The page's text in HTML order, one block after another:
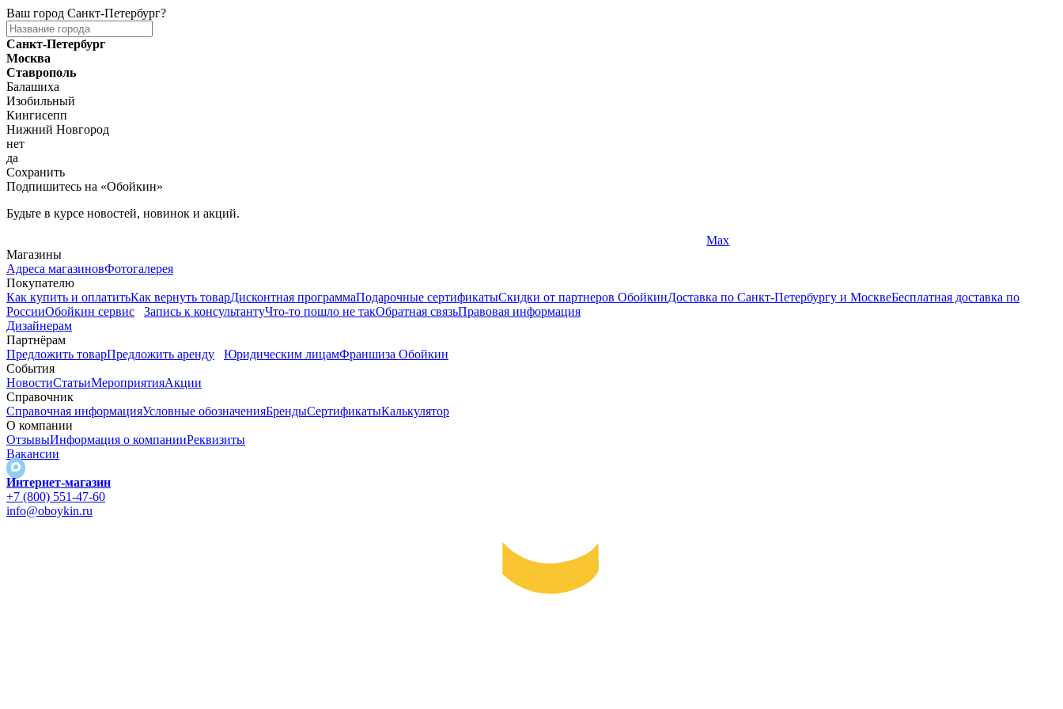
Ваш город Санкт-Петербург?
Санкт-Петербург
Москва
Ставрополь
Балашиха
Изобильный
Кингисепп
Нижний Новгород
нет
да
Сохранить
Подпишитесь на «Обойкин»
Будьте в курсе новостей, новинок и акций.
Max
Магазины
Адреса магазиновФотогалерея
Покупателю
Как купить и оплатитьКак вернуть товарДисконтная программаПодарочные сертификатыСкидки от партнеров ОбойкинДоставка по Санкт-Петербургу и МосквеБесплатная доставка по
РоссииОбойкин сервис Запись к консультантуЧто-то пошло не такОбратная связьПравовая информация
Дизайнерам
Партнёрам
Предложить товарПредложить аренду Юридическим лицамФраншиза Обойкин
События
НовостиСтатьиМероприятияАкции
Справочник
Справочная информацияУсловные обозначенияБрендыСертификатыКалькулятор
О компании
ОтзывыИнформация о компанииРеквизиты
Вакансии
Интернет-магазин
+7 (800) 551-47-60
info@oboykin.ru